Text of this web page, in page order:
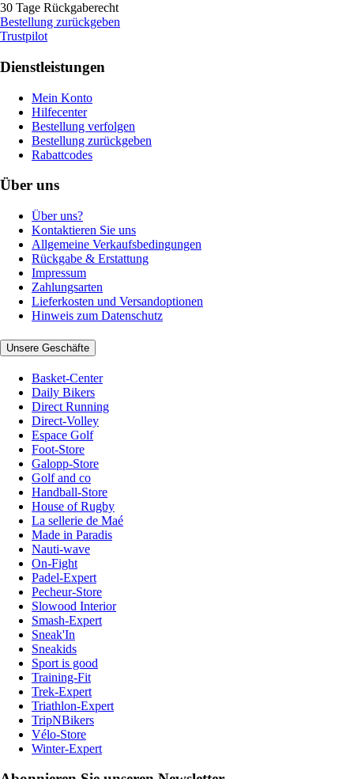
30 Tage Rückgaberecht
Bestellung zurückgeben
Trustpilot
Dienstleistungen
Mein Konto
Hilfecenter
Bestellung verfolgen
Bestellung zurückgeben
Rabattcodes
Über uns
Über uns?
Kontaktieren Sie uns
Allgemeine Verkaufsbedingungen
Rückgabe & Erstattung
Impressum
Zahlungsarten
Lieferkosten und Versandoptionen
Hinweis zum Datenschutz
Unsere Geschäfte
Basket-Center
Daily Bikers
Direct Running
Direct-Volley
Espace Golf
Foot-Store
Galopp-Store
Golf and co
Handball-Store
House of Rugby
La sellerie de Maé
Made in Paradis
Nauti-wave
On-Fight
Padel-Expert
Pecheur-Store
Slowood Interior
Smash-Expert
Sneak'In
Sneakids
Sport is good
Training-Fit
Trek-Expert
Triathlon-Expert
TripNBikers
Vélo-Store
Winter-Expert